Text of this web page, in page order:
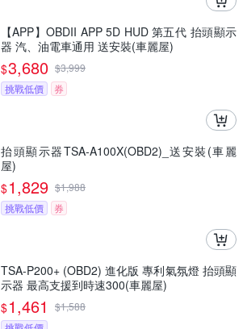
【APP】OBDII APP 5D HUD 第五代 抬頭顯示
器 汽、油電車通用 送安裝(車麗屋)
$3,680 $3,999
挑戰低價
券
抬頭顯示器TSA-A100X(OBD2)_送安裝(車麗
屋)
$1,829 $1,988
挑戰低價
券
TSA-P200+ (OBD2) 進化版 專利氣氛燈 抬頭顯
示器 最高支援到時速300(車麗屋)
$1,461 $1,588